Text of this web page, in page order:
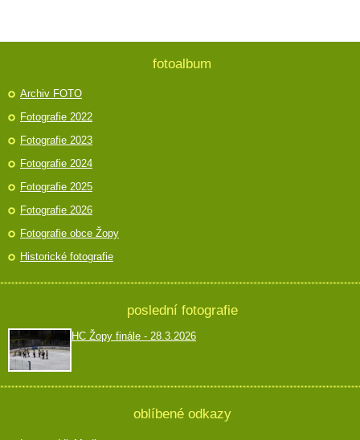
fotoalbum
Archiv FOTO
Fotografie 2022
Fotografie 2023
Fotografie 2024
Fotografie 2025
Fotografie 2026
Fotografie obce Žopy
Historické fotografie
poslední fotografie
HC Žopy finále - 28.3.2026
oblíbené odkazy